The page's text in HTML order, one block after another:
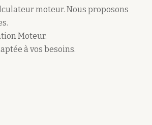
moteur. Nous proposons
Moteur.
à vos besoins.